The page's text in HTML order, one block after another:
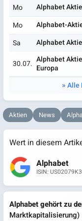
Mo
Alphabet
Mo
Alphabet-
Sa
Alphabet
30.07. Alphabet
Europa
Alle
Aktien News
Wert in diesem
Alphabet
ISIN:
Alphabet gehört zu
Marktkapitalisierung)